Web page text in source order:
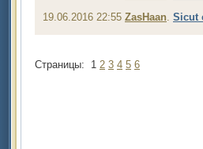
19.06.2016 22:55 ZasHaan. Sicut
Страницы: 1 2 3 4 5 6